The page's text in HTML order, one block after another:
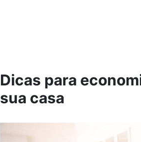
Dicas para
sua casa